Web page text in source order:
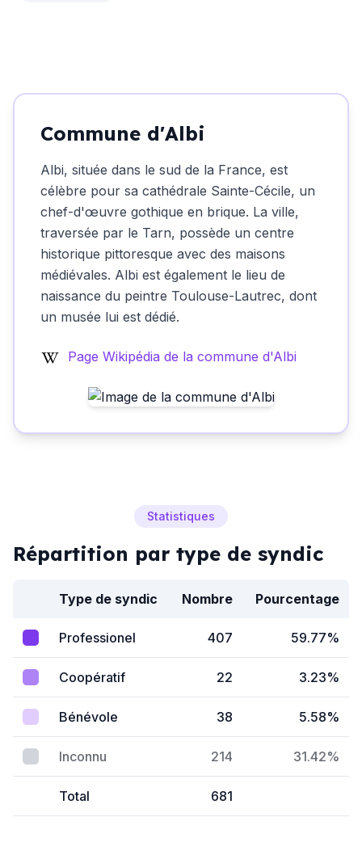
Commune d'Albi
Albi, située dans le sud de la France, est
célèbre pour sa cathédrale Sainte-Cécile, un
chef-d'œuvre gothique en brique. La ville,
traversée par le Tarn, possède un centre
historique pittoresque avec des maisons
médiévales. Albi est également le lieu de
naissance du peintre Toulouse-Lautrec, dont
un musée lui est dédié.
Page Wikipédia de la commune d'Albi
Statistiques
Répartition par type de syndic
Type de syndic Nombre Pourcentage
Professionel 407 59.77%
Coopératif 22 3.23%
Bénévole 38 5.58%
Inconnu 214 31.42%
Total 681